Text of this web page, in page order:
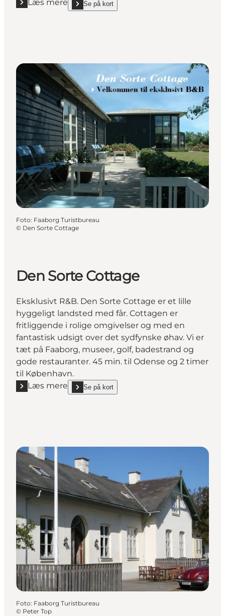
Læs mere
Læs mere "Bimosegaard Refugie"
Se på kort
show Bimosegaard Refugie on_map
Foto: Faaborg Turistbureau
© Den Sorte Cottage
Den Sorte Cottage
Eksklusivt R&B. Den Sorte Cottage er et lille
hyggeligt landsted med får. Cottagen er
fritliggende i rolige omgivelser og med en
fantastisk udsigt over det sydfynske øhav. Vi er
tæt på Faaborg, museer, golf, badestrand og
gode restauranter. 45 min. til Odense og 2 timer
til København.
Læs mere
Læs mere "Den Sorte Cottage"
Se på kort
show Den Sorte Cottage on_map
Foto: Faaborg Turistbureau
© Peter Top